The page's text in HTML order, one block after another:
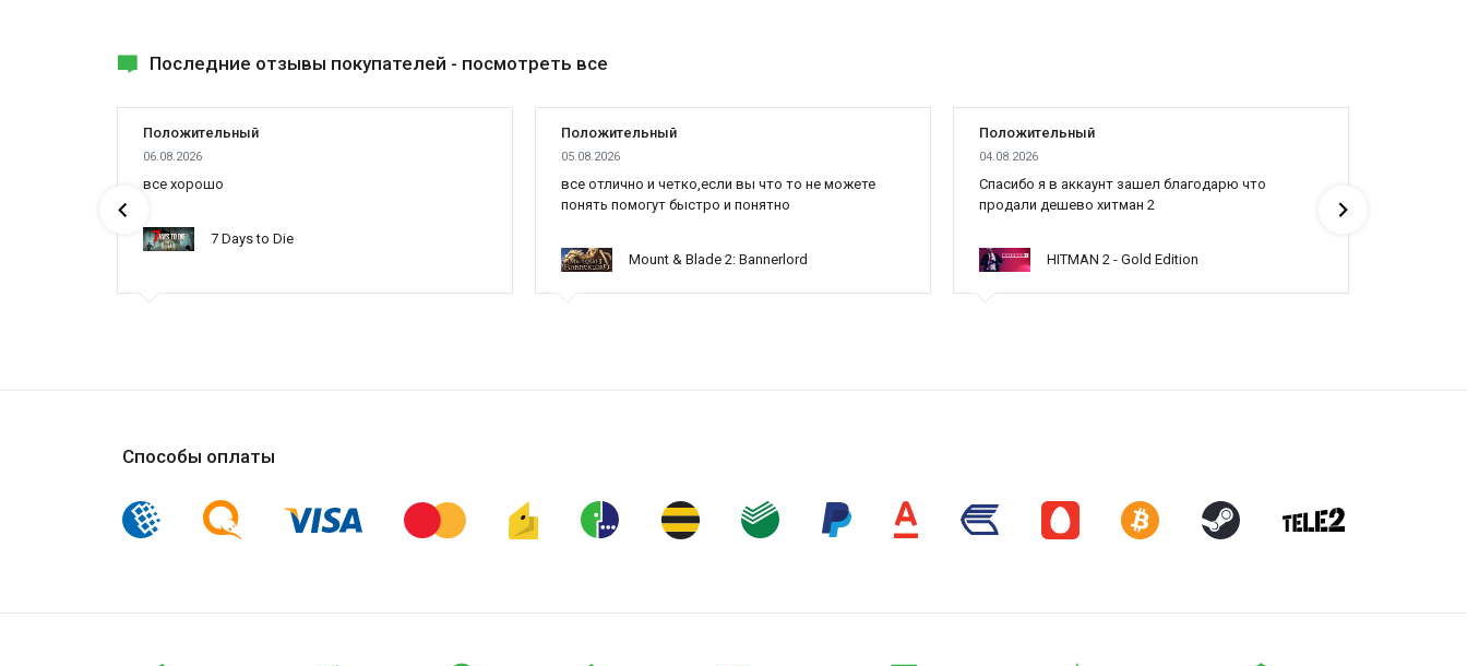
Последние отзывы покупателей - посмотреть все
Положительный
06.08.2026
все хорошо
7 Days to Die
Положительный
05.08.2026
все отлично и четко,если вы что то не можете
понять помогут быстро и понятно
Mount & Blade 2: Bannerlord
Положительный
04.08.2026
Cпасибо я в аккаунт зашел благодарю что
продали дешево хитман 2
HITMAN 2 - Gold Edition
Способы оплаты